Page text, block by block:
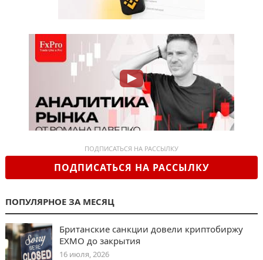
ПОДПИСАТЬСЯ НА РАССЫЛКУ
ПОДПИСАТЬСЯ НА РАССЫЛКУ
ПОПУЛЯРНОЕ ЗА МЕСЯЦ
Британские санкции довели криптобиржу
EXMO до закрытия
16 июля, 2026